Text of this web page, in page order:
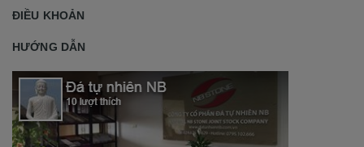
ĐIỀU KHOẢN
HƯỚNG DẪN